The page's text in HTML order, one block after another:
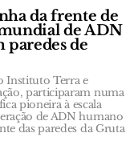
da frente de
de ADN
paredes de
Instituto Terra e
participaram numa
pioneira à escala
de ADN humano
das paredes da Gruta